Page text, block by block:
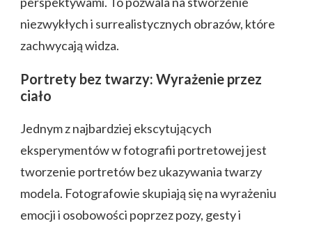
niezwykłych i surrealistycznych obrazów, które
zachwycają widza.
Portrety bez twarzy: Wyrażenie przez
ciało
Jednym z najbardziej ekscytujących
eksperymentów w fotografii portretowej jest
tworzenie portretów bez ukazywania twarzy
modela. Fotografowie skupiają się na wyrażeniu
emocji i osobowości poprzez pozy, gesty i